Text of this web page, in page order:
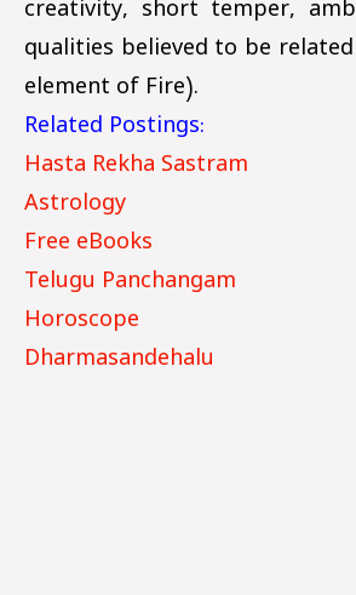
creativity, short temper,
qualities believed to be
element of Fire).
Related Postings:
Hasta Rekha Sastram
Astrology
Free eBooks
Telugu Panchangam
Horoscope
Dharmasandehalu